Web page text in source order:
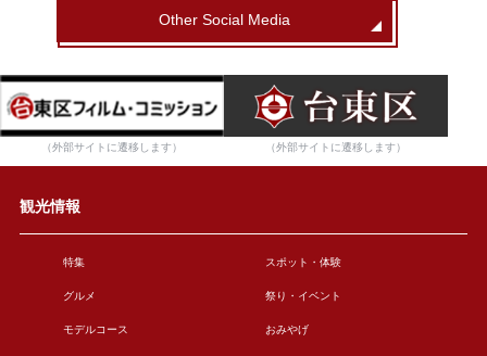
Other Social Media
（外部サイトに遷移します） （外部サイトに遷移します）
観光情報
特集 スポット・体験
グルメ 祭り・イベント
モデルコース おみやげ